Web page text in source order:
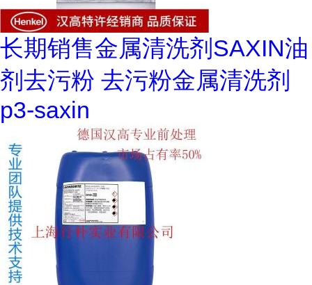
长期销售金属清洗剂SAXIN油
剂去污粉 去污粉金属清洗剂
p3-saxin